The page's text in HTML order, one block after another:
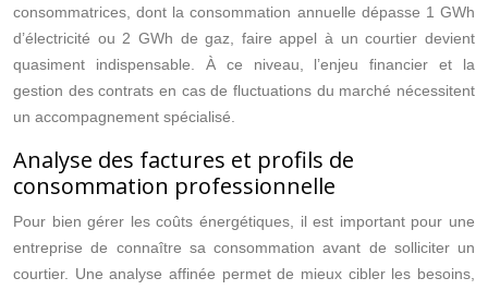
consommatrices, dont la consommation annuelle dépasse 1 GWh
d’électricité ou 2 GWh de gaz, faire appel à un courtier devient
quasiment indispensable. À ce niveau, l’enjeu financier et la
gestion des contrats en cas de fluctuations du marché nécessitent
un accompagnement spécialisé.
Analyse des factures et profils de
consommation professionnelle
Pour bien gérer les coûts énergétiques, il est important pour une
entreprise de connaître sa consommation avant de solliciter un
courtier. Une analyse affinée permet de mieux cibler les besoins,